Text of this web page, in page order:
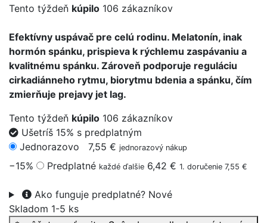
Tento týždeň kúpilo 106 zákazníkov
Efektívny uspávač pre celú rodinu. Melatonín, inak
hormón spánku, prispieva k rýchlemu zaspávaniu a
kvalitnému spánku. Zároveň podporuje reguláciu
cirkadiánneho rytmu, biorytmu bdenia a spánku, čím
zmierňuje prejavy jet lag.
Tento týždeň kúpilo 106 zákazníkov
Ušetríš 15% s predplatným
Jednorazovo
7,55 € jednorazový nákup
−15% Predplatné každé ďalšie 6,42 € 1. doručenie 7,55 €
Ako funguje predplatné? Nové
Skladom 1-5 ks